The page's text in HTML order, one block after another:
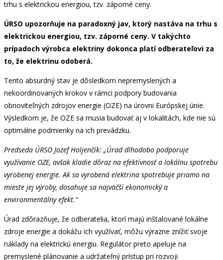
trhu s elektrickou energiou, tzv. záporné ceny.
ÚRSO upozorňuje na paradoxný jav, ktorý nastáva na trhu s
elektrickou energiou, tzv. záporné ceny. V takýchto
prípadoch výrobca elektriny dokonca platí odberateľovi za
to, že elektrinu odoberá.
Tento absurdný stav je dôsledkom nepremyslených a
nekoordinovaných krokov v rámci podpory budovania
obnoviteľných zdrojov energie (OZE) na úrovni Európskej únie.
Výsledkom je, že OZE sa musia budovať aj v lokalitách, kde nie sú
optimálne podmienky na ich prevádzku.
Predseda ÚRSO Jozef Holjenčík: „Úrad dlhodobo podporuje
využívanie OZE, avšak kladie dôraz na efektívnosť a lokálnu spotrebu
vyrobenej energie. Ak sa vyrobená elektrina spotrebuje priamo na
mieste jej výroby, dosahuje sa najväčší ekonomický a
environmentálny efekt.“
Úrad zdôrazňuje, že odberatelia, ktorí majú inštalované lokálne
zdroje energie a dokážu ich využívať, môžu výrazne znížiť svoje
náklady na elektrickú energiu. Regulátor preto apeluje na
premyslené plánovanie a udržateľný prístup pri rozvoji